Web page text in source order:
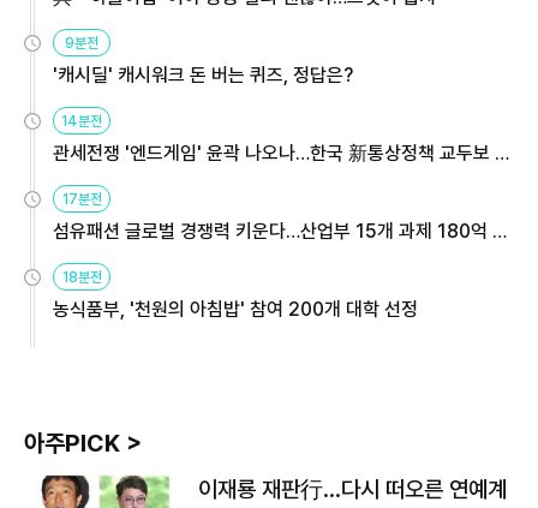
9분전
'캐시딜' 캐시워크 돈 버는 퀴즈, 정답은?
14분전
관세전쟁 '엔드게임' 윤곽 나오나…한국 新통상정책 교두보 활
용해야
17분전
섬유패션 글로벌 경쟁력 키운다…산업부 15개 과제 180억 지
원
18분전
농식품부, '천원의 아침밥' 참여 200개 대학 선정
아주PICK >
이재룡 재판行…다시 떠오른 연예계